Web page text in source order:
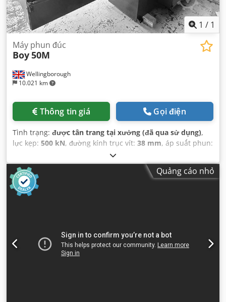
1 / 1
Wellingborough
10.021 km
Máy phun đúc
Boy50M
Thông tin giá Gọi điện
Tình trạng: được tân trang tại xưởng (đã qua sử dụng),
lực kẹp: 500 kN, đường kính trục vít: 38 mm, áp suất phun:
Quảng cáo nhỏ